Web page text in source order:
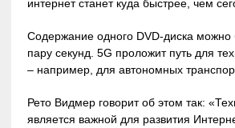
интернет станет куда быстрее, чем
Содержание одного DVD-диска можно
пару секунд. 5G проложит путь для
– например, для автономных
Рето Видмер говорит об этом так:
является важной для развития